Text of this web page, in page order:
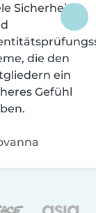
Sicherheits-
die den
ein
Gefühl